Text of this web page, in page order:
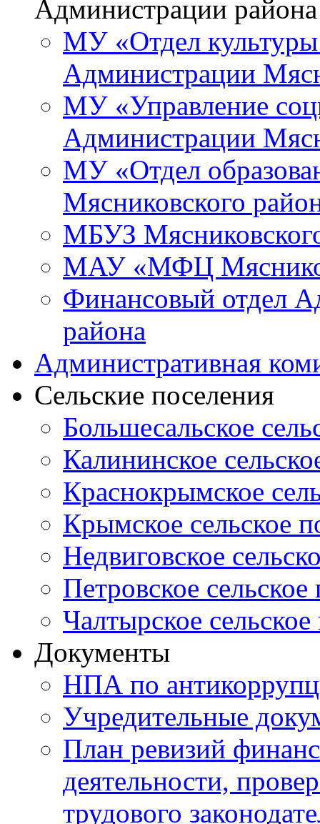
Администрации района
МУ «Отдел
Администрации
МУ «Управление
Администрации
МУ «Отдел
Мясниковского
МБУЗ
МАУ «МФЦ
Финансовый отдел
района
Административная
Сельские поселения
Большесальское
Калининское
Краснокрымское
Крымское сельское
Недвиговское
Петровское сельское
Чалтырское
Документы
НПА по
Учредительные
План ревизий
деятельности,
трудового